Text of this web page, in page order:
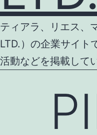
ティアラ、リエス、
LTD.）の企業サイト
活動などを掲載して